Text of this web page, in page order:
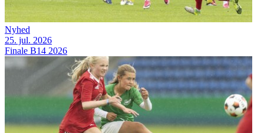
Nyhed
25. jul. 2026
Finale B14 2026